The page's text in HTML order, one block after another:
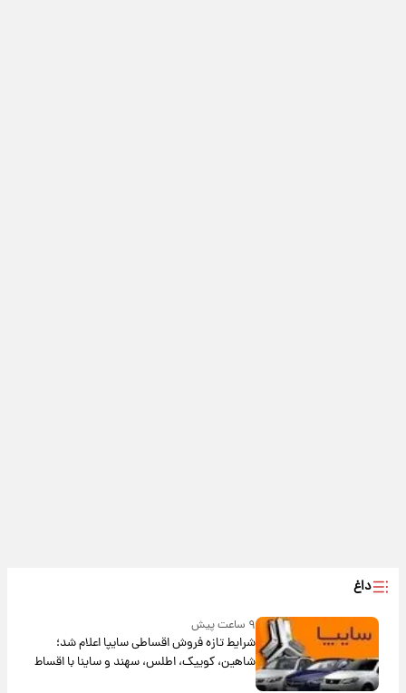
داغ
۹ ساعت پیش
شرایط تازه فروش اقساطی سایپا اعلام شد؛
شاهین، کوییک، اطلس، سهند و ساینا با اقساط
بلندمدت + جدول